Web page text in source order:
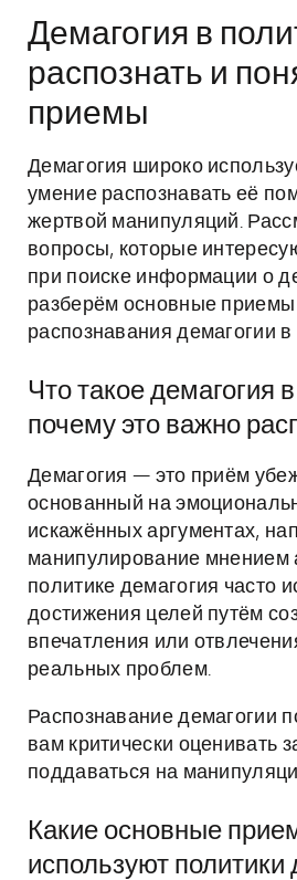
Демагогия в
распознать и
приемы
Демагогия широко
умение распознавать её
жертвой манипуляций.
вопросы, которые
при поиске информации о
разберём основные
распознавания демагогии в
Что такое демагогия
почему это важно
Демагогия — это приём
основанный на
искажённых аргументах,
манипулирование мнением
политике демагогия часто
достижения целей путём
впечатления или
реальных проблем.
Распознавание демагогии
вам критически оценивать
поддаваться на
Какие основные
используют политики